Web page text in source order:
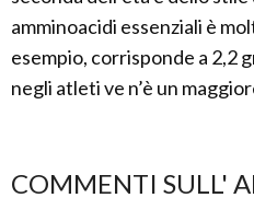
amminoacidi essenziali è
esempio, corrisponde a 2,2
negli atleti ve n’è un
COMMENTI SULL'